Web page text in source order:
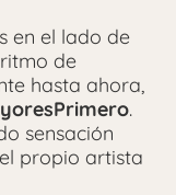
en el lado de
de
hasta ahora,
.
sensación
propio artista